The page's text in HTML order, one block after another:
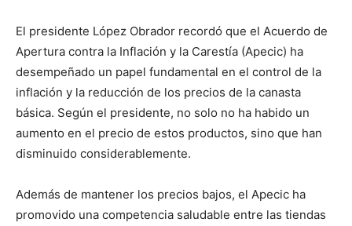
El presidente López Obrador recordó que el Acuerdo de
Apertura contra la Inflación y la Carestía (Apecic) ha
desempeñado un papel fundamental en el control de la
inflación y la reducción de los precios de la canasta
básica. Según el presidente, no solo no ha habido un
aumento en el precio de estos productos, sino que han
disminuido considerablemente.
Además de mantener los precios bajos, el Apecic ha
promovido una competencia saludable entre las tiendas